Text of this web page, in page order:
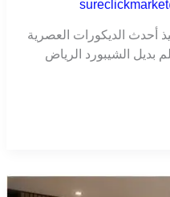
أحدث الديكورات العصرية
الشيبورد الرياض